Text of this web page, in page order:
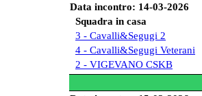
Data incontro: 14-03-2026
Squadra in casa
3 - Cavalli&Segugi 2
4 - Cavalli&Segugi Veterani
2 - VIGEVANO CSKB